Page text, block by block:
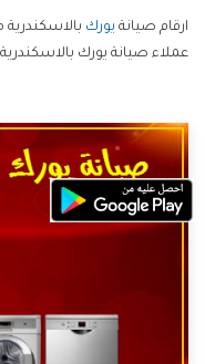
ارقام صيانة يورك
عملاء صيانة يورك